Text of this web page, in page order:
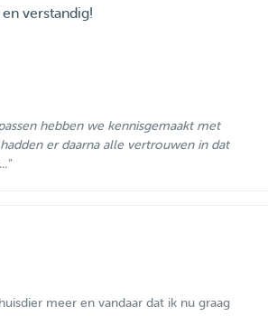
verstandig!
hebben we kennisgemaakt met
er daarna alle vertrouwen in dat
meer en vandaar dat ik nu graag